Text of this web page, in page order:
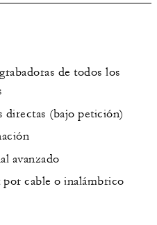
de todos los
directas (bajo petición)
avanzado
cable o inalámbrico